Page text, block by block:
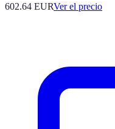
602.64 EURVer el precio